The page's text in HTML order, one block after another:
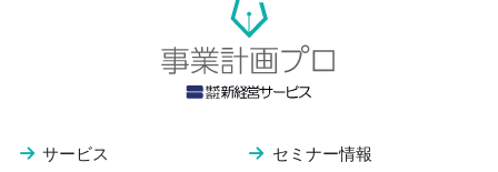
サービス セミナー情報